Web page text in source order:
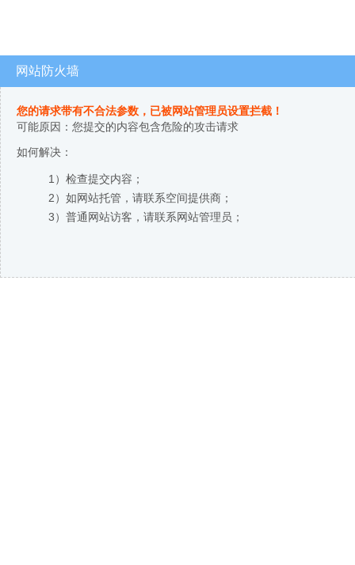
网站防火墙
您的请求带有不合法参数，已被网站管理员设置拦截！
可能原因：您提交的内容包含危险的攻击请求
如何解决：
1）检查提交内容；
2）如网站托管，请联系空间提供商；
3）普通网站访客，请联系网站管理员；